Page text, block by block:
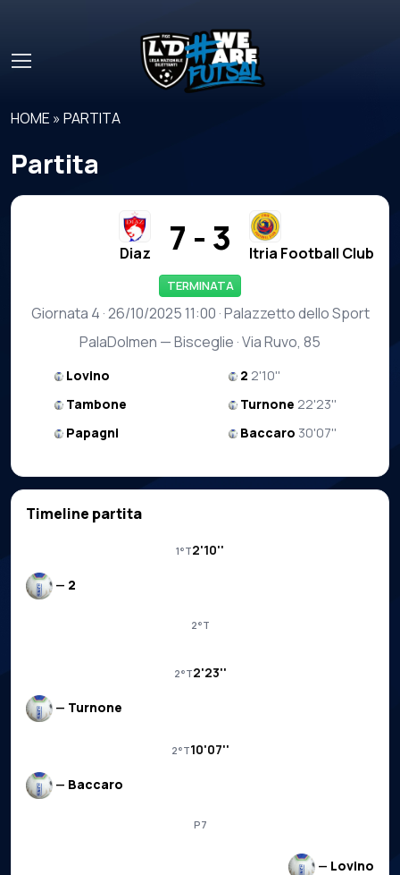
HOME »PARTITA
Partita
Diaz 7 - 3 Itria Football Club
TERMINATA
Giornata 4 · 26/10/2025 11:00 · Palazzetto dello Sport
PalaDolmen — Bisceglie · Via Ruvo, 85
Lovino
Tambone
Papagni
2 2'10''
Turnone 22'23''
Baccaro 30'07''
Timeline partita
1°T2'10''
— 2
2°T
2°T2'23''
— Turnone
2°T10'07''
— Baccaro
P7
— Lovino